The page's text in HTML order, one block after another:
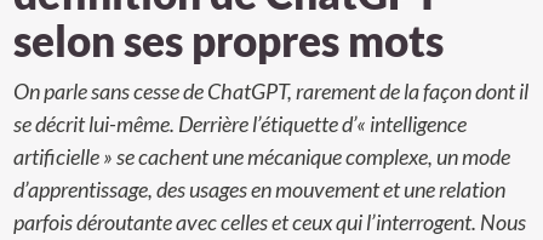
selon ses propres mots
On parle sans cesse de ChatGPT, rarement de la façon dont il
se décrit lui-même. Derrière l’étiquette d’« intelligence
artificielle » se cachent une mécanique complexe, un mode
d’apprentissage, des usages en mouvement et une relation
parfois déroutante avec celles et ceux qui l’interrogent. Nous